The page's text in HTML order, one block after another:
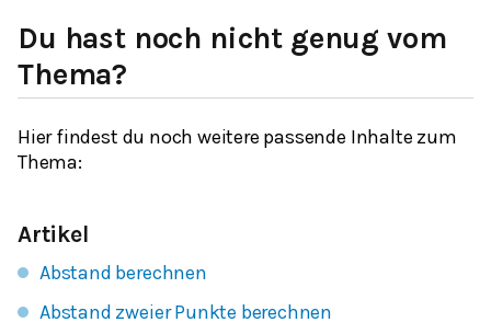
Du hast noch nicht genug vom
Thema?
Hier findest du noch weitere passende Inhalte zum
Thema:
Artikel
Abstand berechnen
Abstand zweier Punkte berechnen